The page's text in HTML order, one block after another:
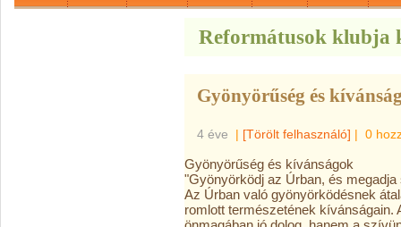
Reformátusok klubja
Gyönyörűség és
4 éve | [Törölt felhasználó] | 0
Gyönyörűség és kívánságok
"Gyönyörködj az Úrban, és
Az Úrban való gyönyörködésnek
romlott természetének